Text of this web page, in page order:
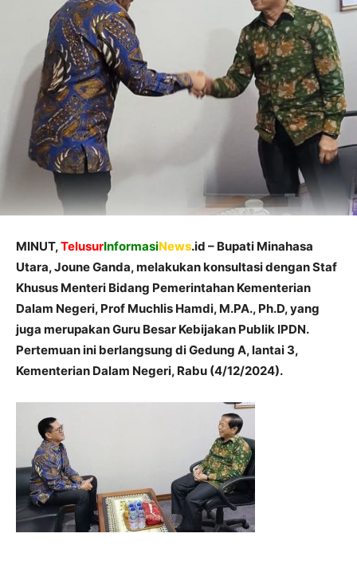
MINUT,TelusurInformasiNews.id – Bupati Minahasa
Utara, Joune Ganda, melakukan konsultasi dengan Staf
Khusus Menteri Bidang Pemerintahan Kementerian
Dalam Negeri, Prof Muchlis Hamdi, M.PA., Ph.D, yang
juga merupakan Guru Besar Kebijakan Publik IPDN.
Pertemuan ini berlangsung di Gedung A, lantai 3,
Kementerian Dalam Negeri, Rabu (4/12/2024).